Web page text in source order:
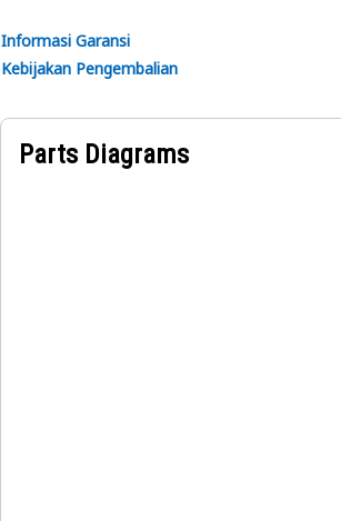
pada alat berat Cat.
Informasi Garansi
Kebijakan Pengembalian
Parts Diagrams